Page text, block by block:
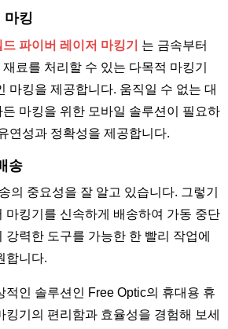
마킹
파이버 레이저 마킹기
는 금속부터
료를 처리할 수 있는 다목적 마킹기
마킹을 제공합니다. 움직일 수 없는 대
마킹을 위한 모바일 솔루션이 필요하
연성과 정확성을 제공합니다.
송
의 중요성을 잘 알고 있습니다. 그렇기
마킹기를 신속하게 배송하여 가동 중단
력한 도구를 가능한 한 빨리 작업에
합니다.
적인 솔루션인 Free Optic의 휴대용 휴
킹기의 편리함과 효율성을 경험해 보세